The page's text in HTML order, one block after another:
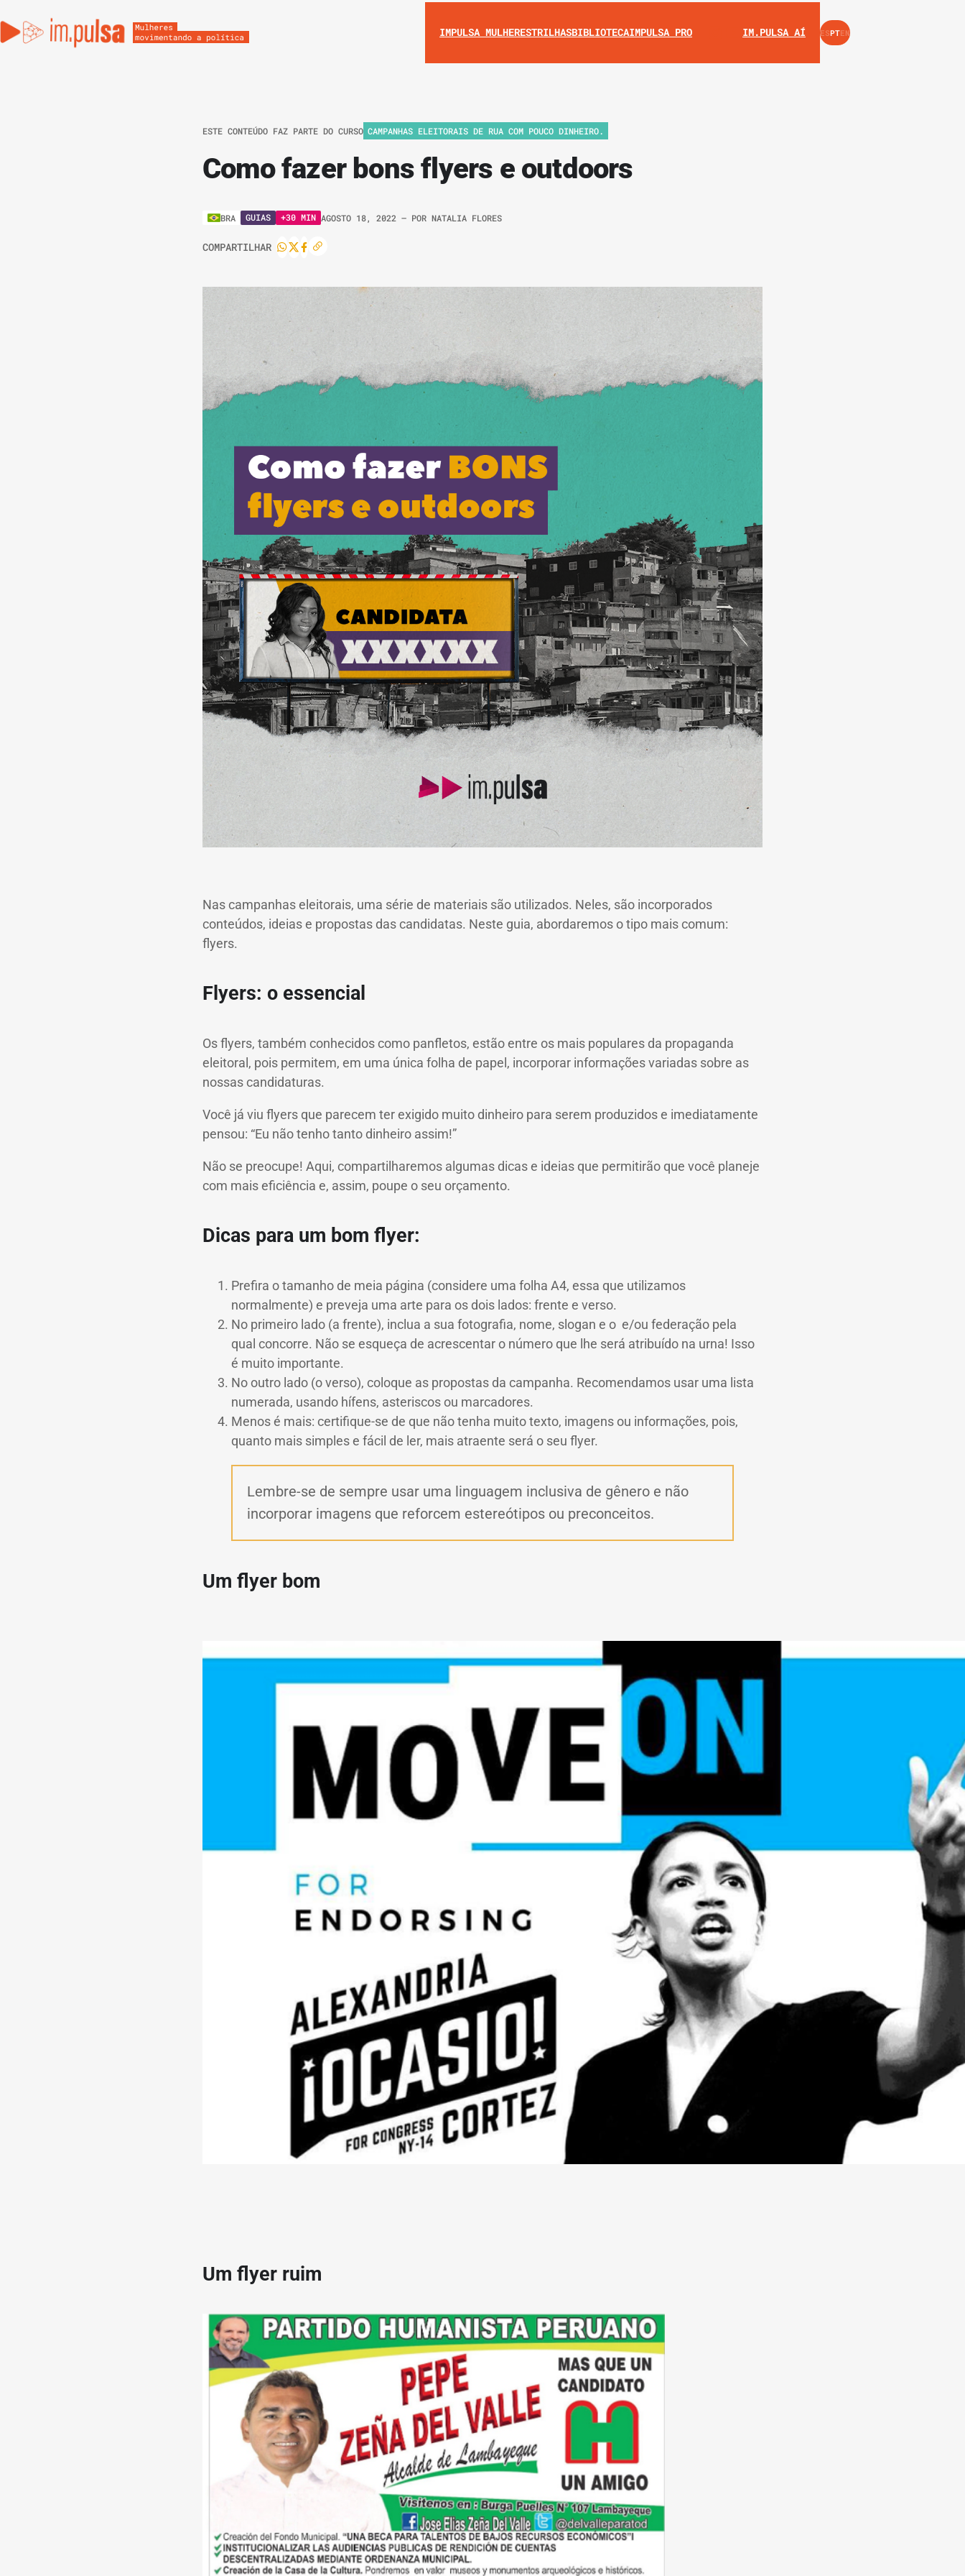
IMPULSA MULHERESTRILHASBIBLIOTECAIMPULSA PRO INSTAGRAM
YOUTUBE
IM.PULSA AÍ ESPTEN
ESTE CONTEÚDO FAZ PARTE DO CURSO CAMPANHAS ELEITORAIS DE RUA COM POUCO DINHEIRO.
Como fazer bons flyers e outdoors
BRA GUIAS +30 MIN AGOSTO 18, 2022 – POR NATALIA FLORES
COMPARTILHAR
Nas campanhas eleitorais, uma série de materiais são utilizados. Neles, são incorporados
conteúdos, ideias e propostas das candidatas. Neste guia, abordaremos o tipo mais comum:
flyers.
Flyers: o essencial
Os flyers, também conhecidos como panfletos, estão entre os mais populares da propaganda
eleitoral, pois permitem, em uma única folha de papel, incorporar informações variadas sobre as
nossas candidaturas.
Você já viu flyers que parecem ter exigido muito dinheiro para serem produzidos e imediatamente
pensou: “Eu não tenho tanto dinheiro assim!”
Não se preocupe! Aqui, compartilharemos algumas dicas e ideias que permitirão que você planeje
com mais eficiência e, assim, poupe o seu orçamento.
Dicas para um bom flyer:
Prefira o tamanho de meia página (considere uma folha A4, essa que utilizamos
normalmente) e preveja uma arte para os dois lados: frente e verso.
No primeiro lado (a frente), inclua a sua fotografia, nome, slogan e o e/ou federação pela
qual concorre. Não se esqueça de acrescentar o número que lhe será atribuído na urna! Isso
é muito importante.
No outro lado (o verso), coloque as propostas da campanha. Recomendamos usar uma lista
numerada, usando hífens, asteriscos ou marcadores.
Menos é mais: certifique-se de que não tenha muito texto, imagens ou informações, pois,
quanto mais simples e fácil de ler, mais atraente será o seu flyer.
Lembre-se de sempre usar uma linguagem inclusiva de gênero e não
incorporar imagens que reforcem estereótipos ou preconceitos.
Um flyer bom
Um flyer ruim